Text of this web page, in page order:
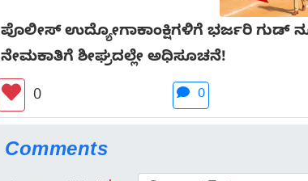
ಪೊಲೀಸ್ ಉದ್ಯೋಗಾಕಾಂಕ್ಷಿಗಳಿಗೆ ಭರ್ಜರಿ ಗುಡ್
ನೇಮಕಾತಿಗೆ ಶೀಘ್ರದಲ್ಲೇ ಅಧಿಸೂಚನೆ!
0
0
Comments